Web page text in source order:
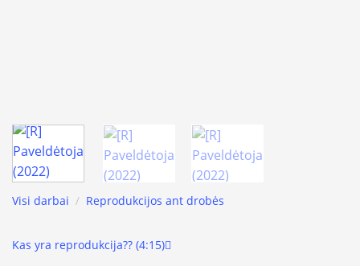
Visi darbai / Reprodukcijos ant drobės
Kas yra reprodukcija?? (4:15)